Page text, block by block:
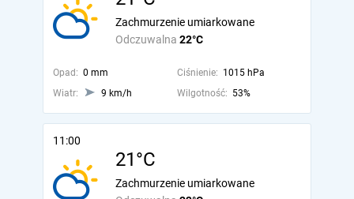
Odczuwalna 22°C
Zachmurzenie umiarkowane
Opad: 0 mm Ciśnienie: 1015 hPa
Wiatr:
9 km/h Wilgotność: 53%
11:00
21°C
Zachmurzenie umiarkowane